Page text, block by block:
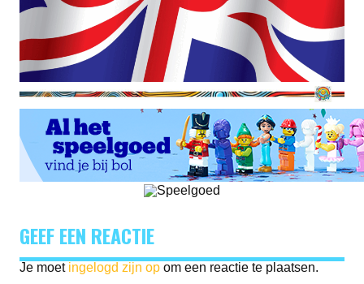
GEEF EEN REACTIE
Je moet ingelogd zijn op om een reactie te plaatsen.